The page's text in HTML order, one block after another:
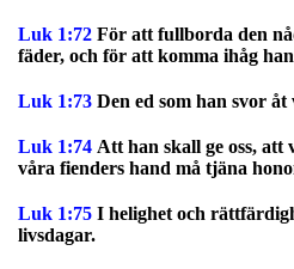
Luk 1:72 För att fullborda den
fäder, och för att komma ihåg
Luk 1:73 Den ed som han svor
Luk 1:74 Att han skall ge oss,
våra fienders hand må tjäna
Luk 1:75 I helighet och
livsdagar.